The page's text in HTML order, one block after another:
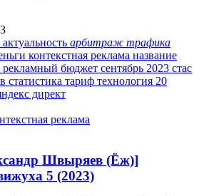
актуальность арбитраж трафика
контекстная реклама название
рекламный бюджет сентябрь 2023 стас
статистика тариф технология 20
директ
реклама
Швыряев (Ёж)]
5 (2023)